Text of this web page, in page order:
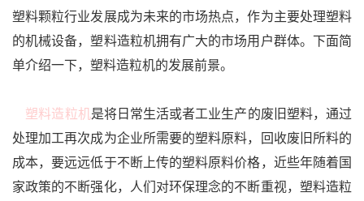
塑料颗粒行业发展成为未来的市场热点，作为主要处理塑料
的机械设备，塑料造粒机拥有广大的市场用户群体。下面简
单介绍一下，塑料造粒机的发展前景。
塑料造粒机是将日常生活或者工业生产的废旧塑料，通过
处理加工再次成为企业所需要的塑料原料，回收废旧所料的
成本，要远远低于不断上传的塑料原料价格，近些年随着国
家政策的不断强化，人们对环保理念的不断重视，塑料造粒